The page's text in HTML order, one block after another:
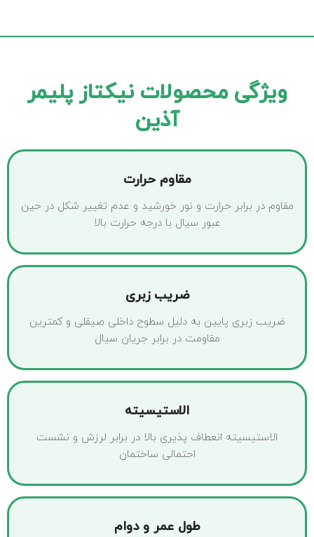
ویژگی محصولات نیکتاز پلیمر
آذین
مقاوم حرارت
مقاوم در برابر حرارت و نور خورشید و عدم تغییر شکل در حین
عبور سیال با درجه حرارت بالا
ضریب زبری
ضریب زبری پایین به دلیل سطوح داخلی صیقلی و کمترین
مقاومت در برابر جریان سیال
الاستیسیته
الاستیسیته انعطاف پذیری بالا در برابر لرزش و نشست
احتمالی ساختمان
طول عمر و دوام